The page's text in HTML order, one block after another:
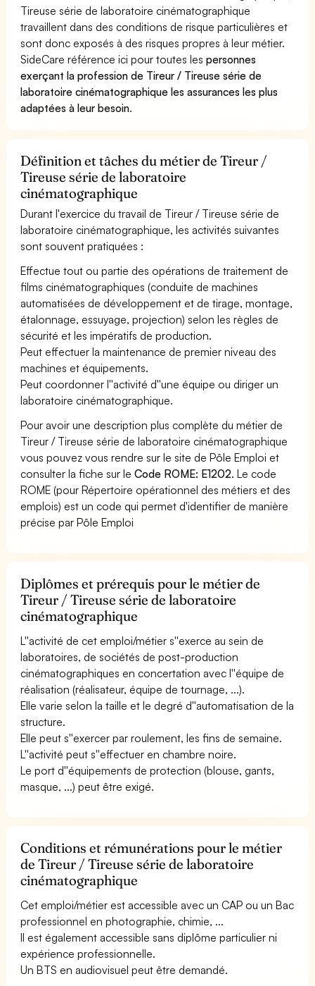
Tireuse série de laboratoire cinématographique
travaillent dans des conditions de risque particulières et
sont donc exposés à des risques propres à leur métier.
SideCare référence ici pour toutes lespersonnes
exerçant la profession de Tireur / Tireuse série de
laboratoire cinématographique les assurances les plus
adaptées à leur besoin.
Définition et tâches du métier de Tireur /
Tireuse série de laboratoire
cinématographique
Durant l'exercice du travail de Tireur / Tireuse série de
laboratoire cinématographique, les activités suivantes
sont souvent pratiquées :
Effectue tout ou partie des opérations de traitement de
films cinématographiques (conduite de machines
automatisées de développement et de tirage, montage,
étalonnage, essuyage, projection) selon les règles de
sécurité et les impératifs de production.
Peut effectuer la maintenance de premier niveau des
machines et équipements.
Peut coordonner l''activité d''une équipe ou diriger un
laboratoire cinématographique.
Pour avoir une description plus complète du métier de
Tireur / Tireuse série de laboratoire cinématographique
vous pouvez vous rendre sur le site de Pôle Emploi et
consulter la fiche sur leCode ROME: E1202. Le code
ROME (pour Répertoire opérationnel des métiers et des
emplois) est un code qui permet d'identifier de manière
précise par Pôle Emploi
Diplômes et prérequis pour le métier de
Tireur / Tireuse série de laboratoire
cinématographique
L''activité de cet emploi/métier s''exerce au sein de
laboratoires, de sociétés de post-production
cinématographiques en concertation avec l''équipe de
réalisation (réalisateur, équipe de tournage, ...).
Elle varie selon la taille et le degré d''automatisation de la
structure.
Elle peut s''exercer par roulement, les fins de semaine.
L''activité peut s''effectuer en chambre noire.
Le port d''équipements de protection (blouse, gants,
masque, ...) peut être exigé.
Conditions et rémunérations pour le métier
de Tireur / Tireuse série de laboratoire
cinématographique
Cet emploi/métier est accessible avec un CAP ou un Bac
professionnel en photographie, chimie, ...
Il est également accessible sans diplôme particulier ni
expérience professionnelle.
Un BTS en audiovisuel peut être demandé.